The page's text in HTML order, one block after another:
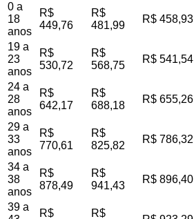
0 a
18
anos
R$
449,76
R$
481,99
R$ 458,93
19 a
23
anos
R$
530,72
R$
568,75
R$ 541,54
24 a
28
anos
R$
642,17
R$
688,18
R$ 655,26
29 a
33
anos
R$
770,61
R$
825,82
R$ 786,32
34 a
38
anos
R$
878,49
R$
941,43
R$ 896,40
39 a
R$
R$